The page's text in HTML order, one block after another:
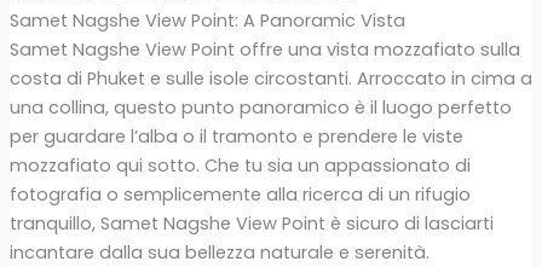
Samet Nagshe View Point: A Panoramic Vista
Samet Nagshe View Point offre una vista mozzafiato sulla
costa di Phuket e sulle isole circostanti. Arroccato in cima a
una collina, questo punto panoramico è il luogo perfetto
per guardare l’alba o il tramonto e prendere le viste
mozzafiato qui sotto. Che tu sia un appassionato di
fotografia o semplicemente alla ricerca di un rifugio
tranquillo, Samet Nagshe View Point è sicuro di lasciarti
incantare dalla sua bellezza naturale e serenità.